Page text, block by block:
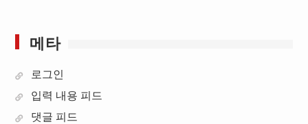
메타
로그인
입력 내용 피드
댓글 피드